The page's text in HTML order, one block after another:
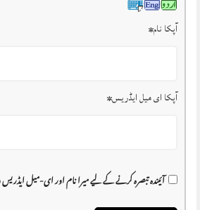
آپکا نام*
آپکا ای میل ایڈریس*
آئیندہ تبصرہ کرنے کے لیے میرا نام اور ای-میل